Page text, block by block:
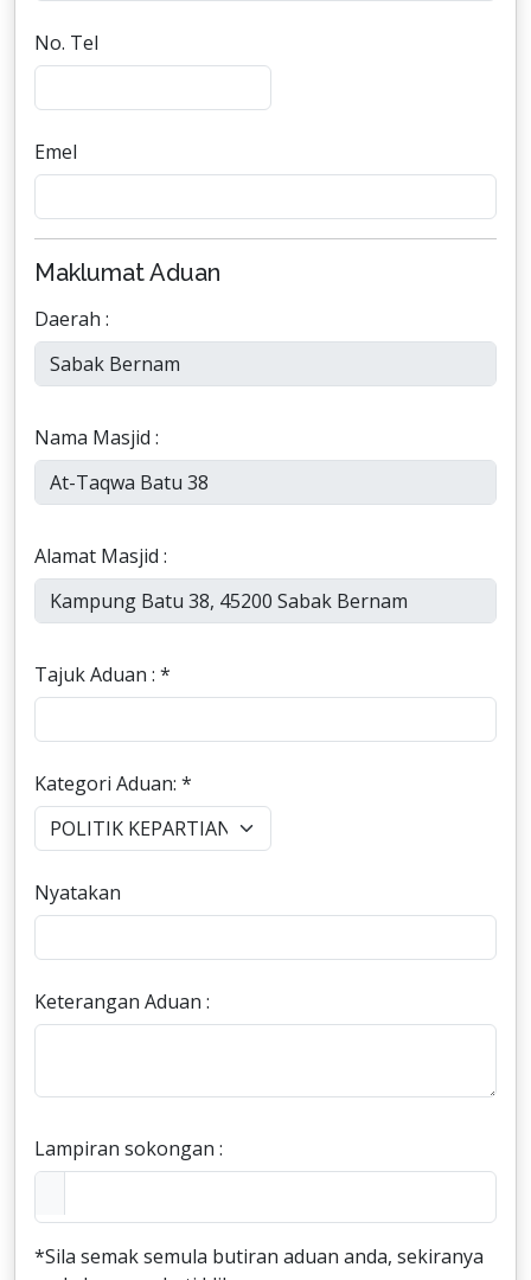
No. Tel
Emel
Maklumat Aduan
Daerah :
Nama Masjid :
Alamat Masjid :
Tajuk Aduan : *
Kategori Aduan: *
Nyatakan
Keterangan Aduan :
Lampiran sokongan :
*Sila semak semula butiran aduan anda, sekiranya